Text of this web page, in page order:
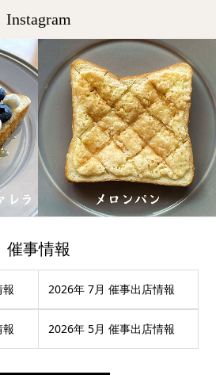
Instagram
催事情報
2026年 7月 催事出店情報
2026年 5月 催事出店情報